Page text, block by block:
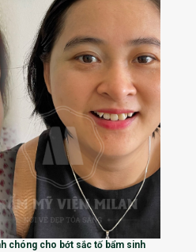
chóng cho bớt sắc tố bẩm sinh